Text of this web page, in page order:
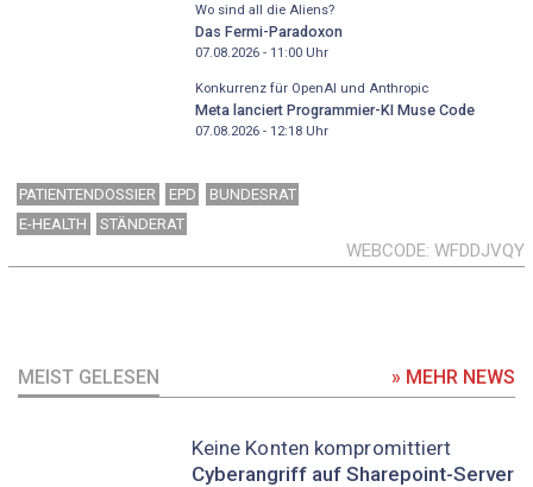
Wo sind all die Aliens?
Das Fermi-Paradoxon
07.08.2026 - 11:00Uhr
Konkurrenz für OpenAI und Anthropic
Meta lanciert Programmier-KI Muse Code
07.08.2026 - 12:18Uhr
PATIENTENDOSSIER EPD
BUNDESRAT
E-HEALTH
STÄNDERAT
WEBCODE WFDDJVQY
MEIST GELESEN » MEHR NEWS
Keine Konten kompromittiert
Cyberangriff auf Sharepoint-Server